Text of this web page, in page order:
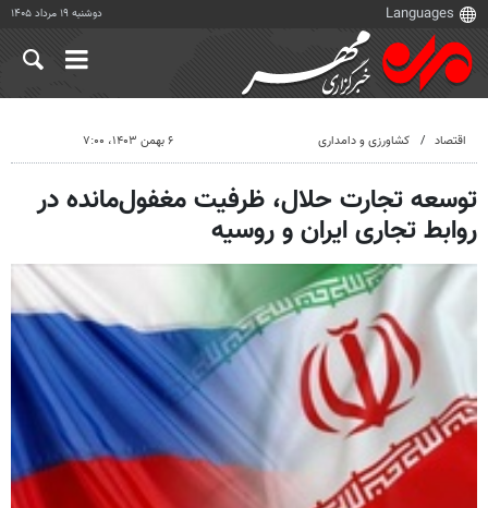
دوشنبه ۱۹ مرداد ۱۴۰۵
اقتصاد کشاورزی و دامداری ۶ بهمن ۱۴۰۳، ۷:۰۰
توسعه تجارت حلال، ظرفیت مغفول‌مانده در
روابط تجاری ایران و روسیه